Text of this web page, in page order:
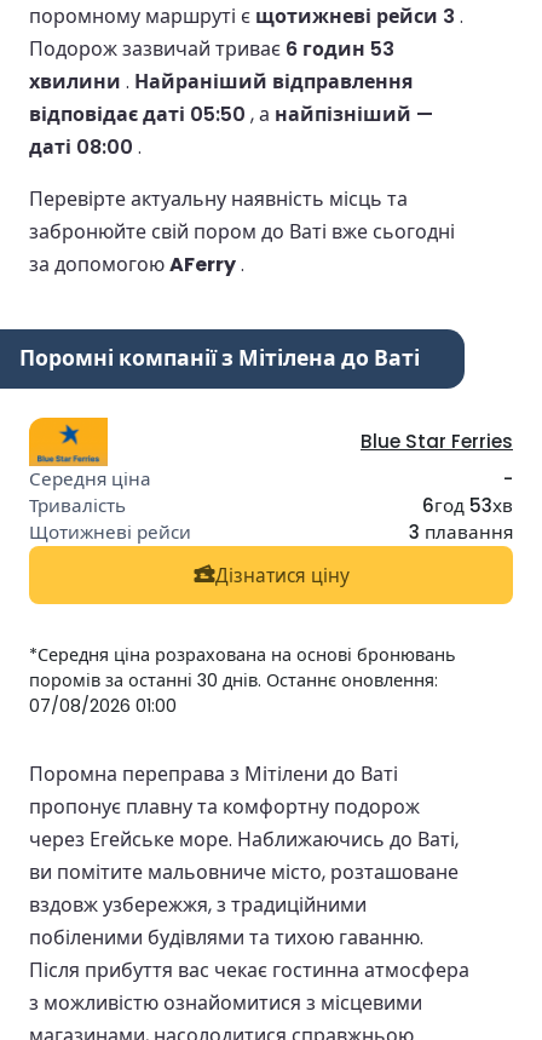
поромному маршруті є щотижневі рейси 3 .
Подорож зазвичай триває 6 годин 53
хвилини . Найраніший відправлення
відповідає даті 05:50 , а найпізніший —
даті 08:00 .
Перевірте актуальну наявність місць та
забронюйте свій пором до Ваті вже сьогодні
за допомогоюAFerry.
Поромні компанії з Мітілена до Ваті
Blue Star Ferries
-
6год 53хв
3 плавання
Дізнатися ціну
*Середня ціна розрахована на основі бронювань
поромів за останні 30 днів. Останнє оновлення:
07/08/2026 01:00
Поромна переправа з Мітілени до Ваті
пропонує плавну та комфортну подорож
через Егейське море. Наближаючись до Ваті,
ви помітите мальовниче місто, розташоване
вздовж узбережжя, з традиційними
побіленими будівлями та тихою гаванню.
Після прибуття вас чекає гостинна атмосфера
з можливістю ознайомитися з місцевими